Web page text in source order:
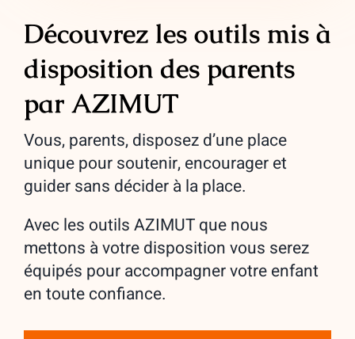
Découvrez les outils mis à
disposition des parents
par AZIMUT
Vous, parents, disposez d’une place
unique pour soutenir, encourager et
guider sans décider à la place.
Avec les outils AZIMUT que nous
mettons à votre disposition vous serez
équipés pour accompagner votre enfant
en toute confiance.